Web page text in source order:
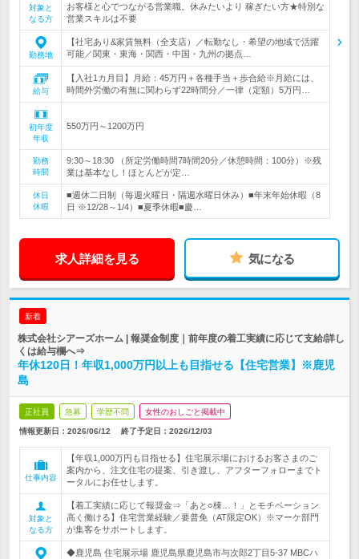
対象と
なる方
お客様と心でつながる営業職。休みたいより 稼ぎたい方★特別な
営業スキルは不要
勤務地
【社宅あり&家賃無料（全支店）／転勤なし・希望の地域で活躍
可能／関東・東海・関西・中国・九州の拠点…
給与
【入社1カ月目】月給：45万円＋各種手当＋歩合給※月給には、
時間外労働の有無に関わらず22時間分／一律（定額）5万円…
初年度
年収
550万円～1200万円
勤務
時間
9:30～18:30 （所定労働時間7時間20分／休憩時間：100分）※残
業は基本なし！ほとんどが定…
休日
休暇
■週休二日制（毎週火曜日・隔週水曜日休み）■年末年始休暇（8
日 ※12/28～1/4）■夏季休暇■慶…
求人詳細を見る 気になる
新着
株式会社シアーズホーム | 報奨金制度｜前年度の着工実績に応じて支給/詳し
くは給与欄へ⇒
年休120日！年収1,000万円以上も目指せる【住宅営業】※鹿児
島
正社員 急募 学歴不問 女性のおしごと掲載中
情報更新日：2026/06/12 終了予定日： 2026/12/03
仕事内容
【年収1,000万円も目指せる】住宅展示場におけるお客さまのご
案内から、注文住宅の提案、引き渡し、アフターフォローまでト
ータルにお任せします。
対象と
なる方
【着工実績に応じて報奨金⇒「あと○棟…！」とモチベーション
高く働ける】住宅営業経験／要普免（AT限定OK）※マーケ部門
が集客をサポートします。
◆鹿児島 住宅展示場 鹿児島県鹿児島市与次郎2丁目5-37 MBCハ